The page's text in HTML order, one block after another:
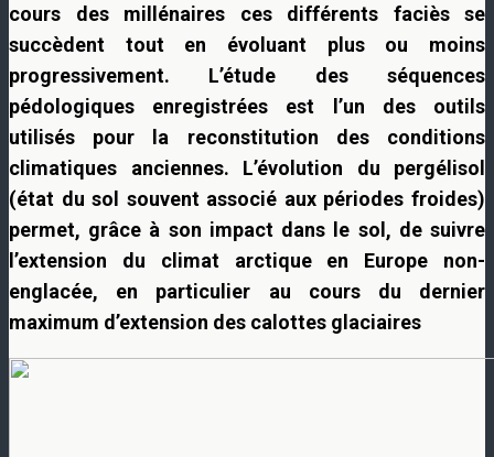
cours des millénaires ces différents faciès se
succèdent tout en évoluant plus ou moins
progressivement. L’étude des séquences
pédologiques enregistrées est l’un des outils
utilisés pour la reconstitution des conditions
climatiques anciennes. L’évolution du pergélisol
(état du sol souvent associé aux périodes froides)
permet, grâce à son impact dans le sol, de suivre
l’extension du climat arctique en Europe non-
englacée, en particulier au cours du dernier
maximum d’extension des calottes glaciaires